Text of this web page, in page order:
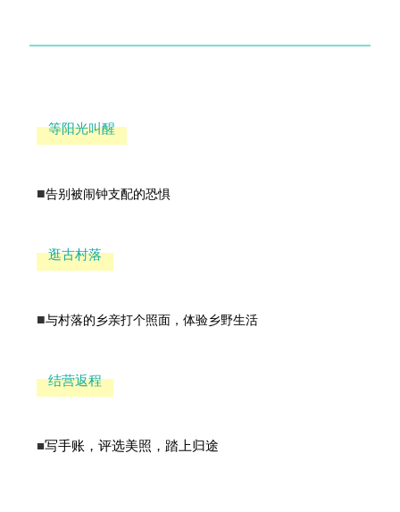
等阳光叫醒
■告别被闹钟支配的恐惧
逛古村落
■与村落的乡亲打个照面，体验乡野生活
结营返程
■写手账，评选美照，踏上归途